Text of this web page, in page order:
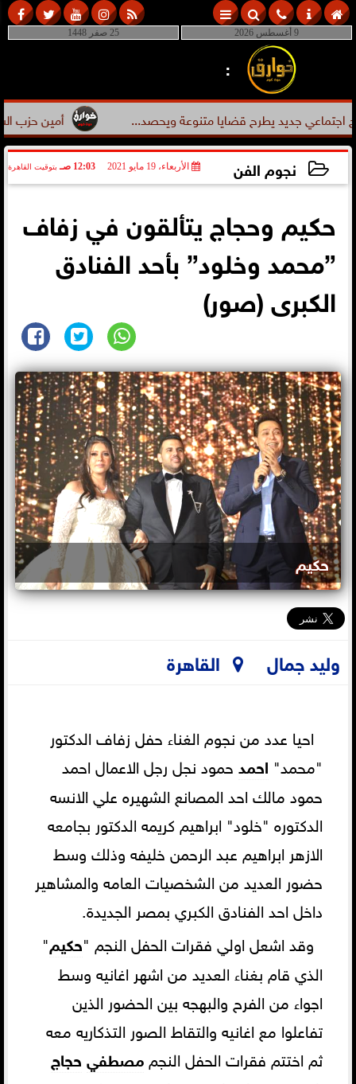
25 صفر 1448 9 أغسطس 2026
:
أمين حزب الشعب يطرح قضايا متنوعة ويحصد...
نجوم الفن الأربعاء، 19 مايو 2021 12:03 صـ بتوقيت القاهرة
حكيم وحجاج يتألقون في زفاف
”محمد وخلود” بأحد الفنادق
الكبرى (صور)
حكيم
وليد جمال القاهرة
احيا عدد من نجوم الغناء حفل زفاف الدكتور
"محمد" احمد حمود نجل رجل الاعمال احمد
حمود مالك احد المصانع الشهيره علي الانسه
الدكتوره "خلود" ابراهيم كريمه الدكتور بجامعه
الازهر ابراهيم عبد الرحمن خليفه وذلك وسط
حضور العديد من الشخصيات العامه والمشاهير
داخل احد الفنادق الكبري بمصر الجديدة.
وقد اشعل اولي فقرات الحفل النجم "حكيم"
الذي قام بغناء العديد من اشهر اغانيه وسط
اجواء من الفرح والبهجه بين الحضور الذين
تفاعلوا مع اغانيه والتقاط الصور التذكاريه معه
ثم اختتم فقرات الحفل النجممصطفي حجاج